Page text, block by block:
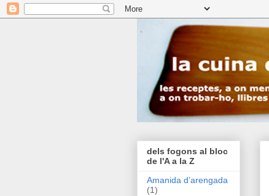
dels fogons al bloc
de l'A a la Z
Amanida d’arengada
(1)